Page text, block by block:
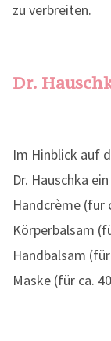
zu verbreiten.
Dr.
Im Hinblick auf
Dr. Hauschka
Handcrème (für
Körperbalsam
Handbalsam
Maske (für ca.